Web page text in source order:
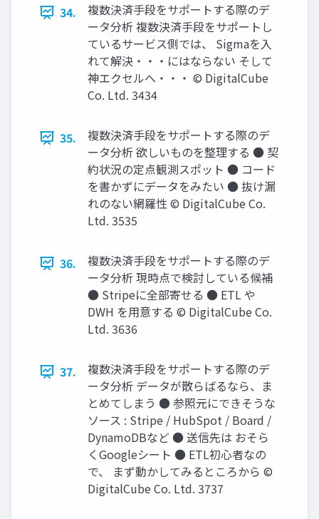
34.
複数決済⼿段をサポートする際のデ
ータ分析 複数決済⼿段をサポートし
ているサービス側では、 Sigmaを⼊
れて解決‧‧‧にはならない そして
神エクセルへ・・・ © DigitalCube
Co. Ltd. 3434
35.
複数決済⼿段をサポートする際のデ
ータ分析 欲しいものを整理する ● 契
約状況の定点観測スポット ● コード
を書かずにデータをみたい ● 抜け漏
れのない網羅性 © DigitalCube Co.
Ltd. 3535
36.
複数決済⼿段をサポートする際のデ
ータ分析 現時点で検討している候補
● Stripeに全部寄せる ● ETL や
DWH を⽤意する © DigitalCube Co.
Ltd. 3636
37.
複数決済⼿段をサポートする際のデ
ータ分析 データが散らばるなら、ま
とめてしまう ● 参照元にできそうな
ソース : Stripe / HubSpot / Board /
DynamoDBなど ● 送信先は おそら
くGoogleシート ● ETL初心者なの
で、 まず動かしてみるところから ©
DigitalCube Co. Ltd. 3737